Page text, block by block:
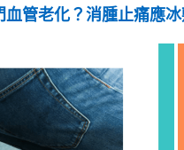
管老化？消腫止痛應冰